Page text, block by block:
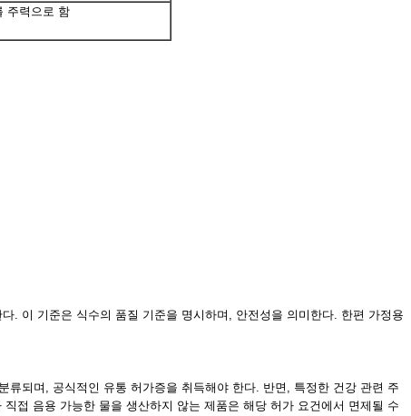
주력으로 함
. 이 기준은 식수의 품질 기준을 명시하며, 안전성을 의미한다. 한편 가정용
되며, 공식적인 유통 허가증을 취득해야 한다. 반면, 특정한 건강 관련 주
접 음용 가능한 물을 생산하지 않는 제품은 해당 허가 요건에서 면제될 수